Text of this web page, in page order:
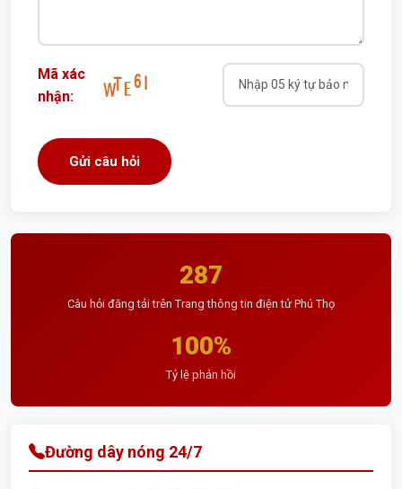
Mã xác
nhận:
287
Câu hỏi đăng tải trên Trang thông tin điện tử Phú Thọ
100%
Tỷ lệ phản hồi
Đường dây nóng 24/7